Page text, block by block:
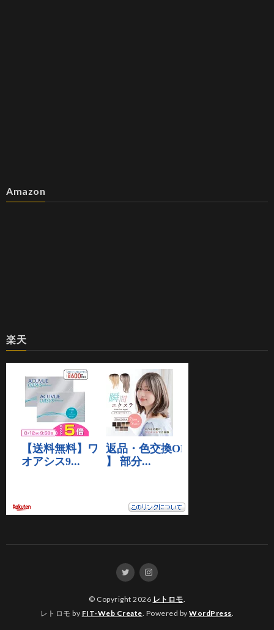
Amazon
楽天
© Copyright 2026 レトロモ
レトロモ by FIT-Web Create . Powered byWordPress